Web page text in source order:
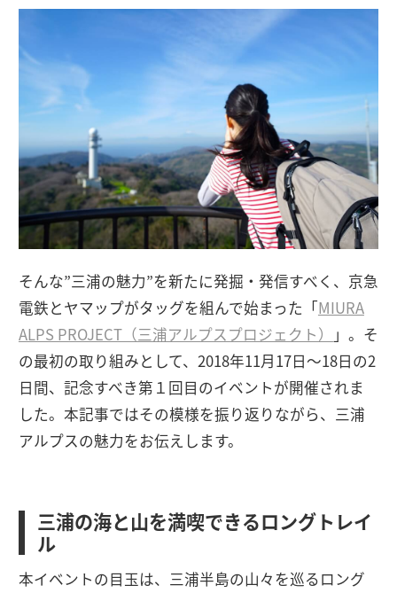
そんな”三浦の魅力”を新たに発掘・発信すべく、京急
電鉄とヤマップがタッグを組んで始まった「MIURA
ALPS PROJECT（三浦アルプスプロジェクト）
」。そ
の最初の取り組みとして、2018年11月17日〜18日の2
日間、記念すべき第１回目のイベントが開催されま
した。本記事ではその模様を振り返りながら、三浦
アルプスの魅力をお伝えします。
三浦の海と山を満喫できるロングトレイ
ル
本イベントの目玉は、三浦半島の山々を巡るロング